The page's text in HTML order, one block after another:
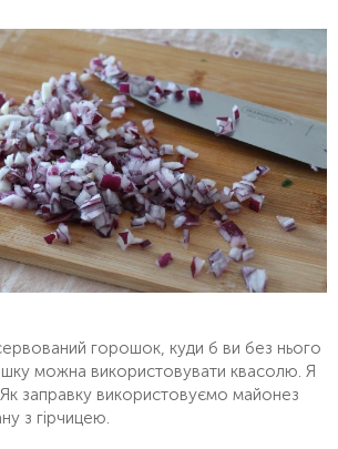
горошок, куди б ви без нього
можна використовувати квасолю. Я
заправку використовуємо майонез
з гірчицею.